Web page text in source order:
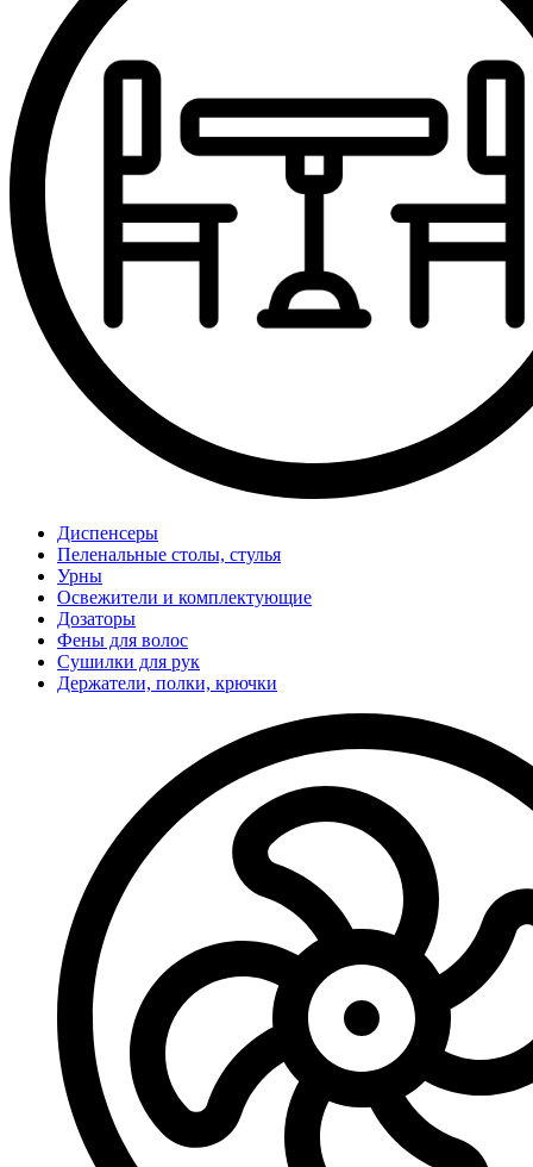
Диспенсеры
Пеленальные столы, стулья
Урны
Освежители и комплектующие
Дозаторы
Фены для волос
Сушилки для рук
Держатели, полки, крючки